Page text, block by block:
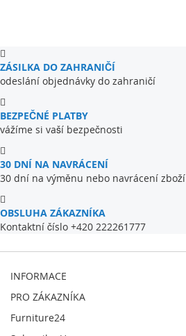
ZÁSILKA DO ZAHRANIČÍ
odeslání objednávky do zahraničí
BEZPEČNÉ PLATBY
vážíme si vaší bezpečnosti
30 DNÍ NA NAVRÁCENÍ
30 dní na výměnu nebo navrácení zboží
OBSLUHA ZÁKAZNÍKA
Kontaktní číslo +420 222261777
INFORMACE
PRO ZÁKAZNÍKA
Furniture24